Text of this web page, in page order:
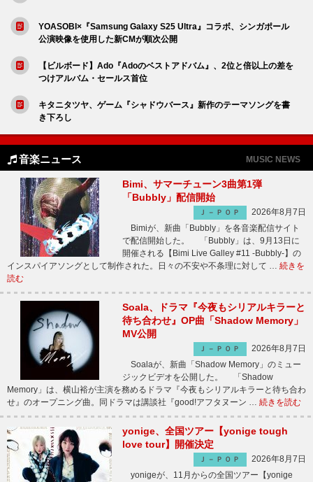
YOASOBI×『Samsung Galaxy S25 Ultra』コラボ、シンガポール
公演映像を使用した新CMが順次公開
【ビルボード】Ado『Adoのベストアドバム』、2位と倍以上の差を
つけアルバム・セールス首位
キタニタツヤ、ゲーム『シャドウバース』新作のテーマソングを書
き下ろし
音楽ニュース MUSIC NEWS
Bimi、サマーチューン3曲第1弾
「Bubbly」配信開始
Ｊ－ＰＯＰ
2026年8月7日
Bimiが、新曲「Bubbly」を各音楽配信サイト
で配信開始した。 「Bubbly」は、9月13日に
開催される【Bimi Live Galley #11 -Bubbly-】の
インスパイアソングとして制作された。日々の不安や不条理に対して … 続きを
読む
Soala、ドラマ『今夜もシリアルキラーと
待ち合わせ』OP曲「Shadow Memory」
MV公開
Ｊ－ＰＯＰ
2026年8月7日
Soalaが、新曲「Shadow Memory」のミュー
ジックビデオを公開した。 「Shadow
Memory」は、横山裕が主演を務めるドラマ『今夜もシリアルキラーと待ち合わ
せ』のオープニング曲。同ドラマは講談社『good!アフタヌーン … 続きを読む
yonige、全国ツアー【yonige tough
love tour】開催決定
Ｊ－ＰＯＰ
2026年8月7日
yonigeが、11月からの全国ツアー【yonige